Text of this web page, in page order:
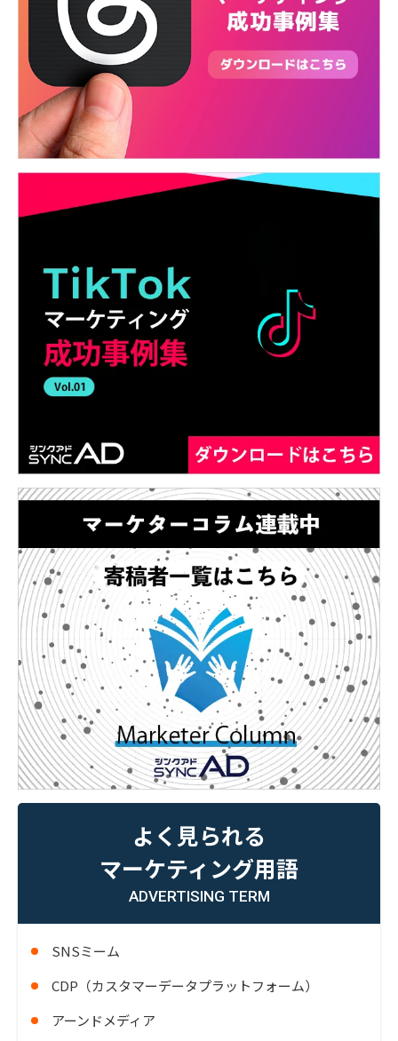
よく見られる
マーケティング用語
ADVERTISING TERM
SNSミーム
CDP（カスタマーデータプラットフォーム）
アーンドメディア